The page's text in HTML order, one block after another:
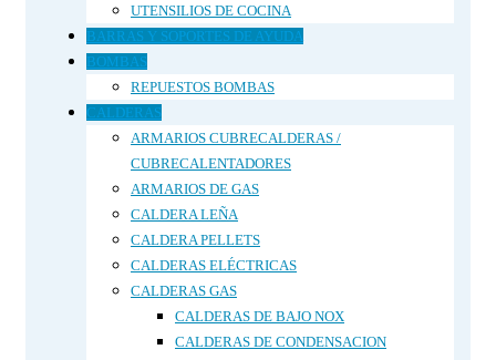
UTENSILIOS DE COCINA
BARRAS Y SOPORTES DE AYUDA
BOMBAS
REPUESTOS BOMBAS
CALDERAS
ARMARIOS CUBRECALDERAS /
CUBRECALENTADORES
ARMARIOS DE GAS
CALDERA LEÑA
CALDERA PELLETS
CALDERAS ELÉCTRICAS
CALDERAS GAS
CALDERAS DE BAJO NOX
CALDERAS DE CONDENSACION